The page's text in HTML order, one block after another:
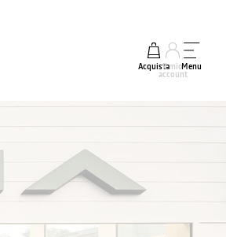
AcquistaIl mio
account
Menu